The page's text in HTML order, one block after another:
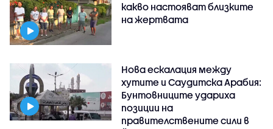
какво настояват близките
на жертвата
Нова ескалация между
хутите и Саудитска Арабия:
Бунтовниците удариха
позиции на
правителствените сили в